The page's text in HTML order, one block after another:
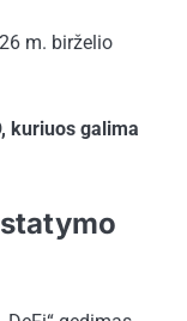
m. birželio
kuriuos galima